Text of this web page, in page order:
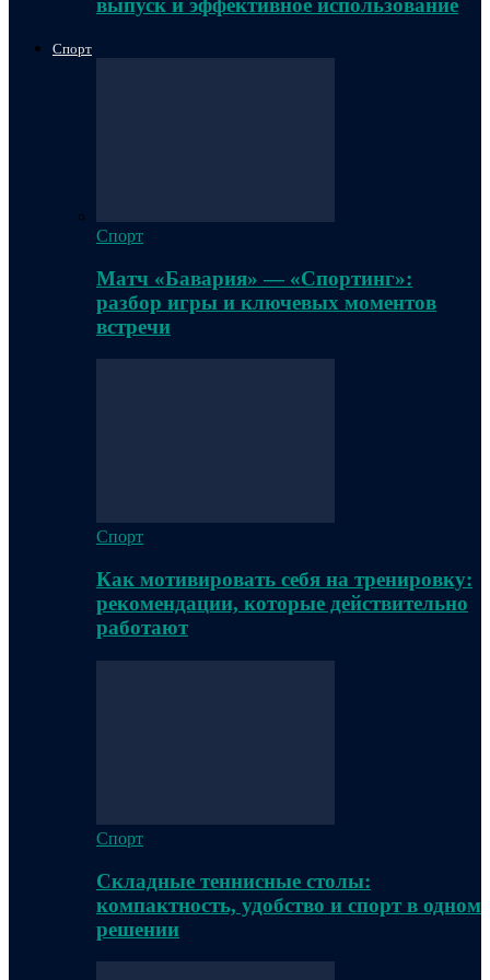
выпуск и эффективное использование
Спорт
Спорт
Матч «Бавария» — «Спортинг»:
разбор игры и ключевых моментов
встречи
Спорт
Как мотивировать себя на тренировку:
рекомендации, которые действительно
работают
Спорт
Складные теннисные столы:
компактность, удобство и спорт в одном
решении